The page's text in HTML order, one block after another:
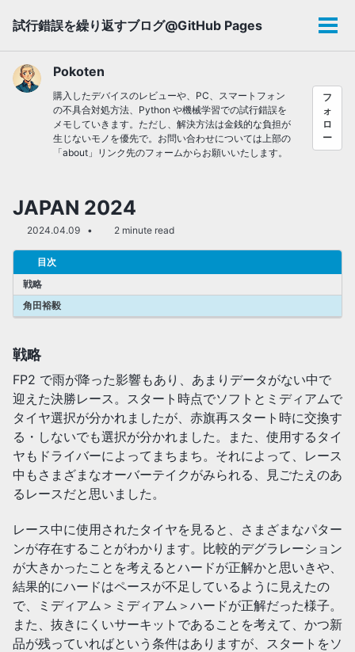
primary
navigation
content
footer
試行錯誤を繰り返すブログ@GitHub Pages
メ
ニ
ー
Pokoten
購入したデバイスのレビューや、PC、スマートフォン
の不具合対処方法、Python や機械学習での試行錯誤を
メモしていきます。ただし、解決方法は金銭的な負担が
生じないモノを優先で。お問い合わせについては上部の
「about」リンク先のフォームからお願いいたします。
フ
ォ
ロ
ー
JAPAN 2024
2024.04.09 2 minute read
目次
戦略
角田裕毅
戦略
FP2 で雨が降った影響もあり、あまりデータがない中で
迎えた決勝レース。スタート時点でソフトとミディアムで
タイヤ選択が分かれましたが、赤旗再スタート時に交換す
る・しないでも選択が分かれました。また、使用するタイ
ヤもドライバーによってまちまち。それによって、レース
中もさまざまなオーバーテイクがみられる、見ごたえのあ
るレースだと思いました。
レース中に使用されたタイヤを見ると、さまざまなパター
ンが存在することがわかります。比較的デグラレーション
が大きかったことを考えるとハードが正解かと思いきや、
結果的にハードはペースが不足しているように見えたの
で、ミディアム＞ミディアム＞ハードが正解だった様子。
また、抜きにくいサーキットであることを考えて、かつ新
品が残っていればという条件はありますが、スタートをソ